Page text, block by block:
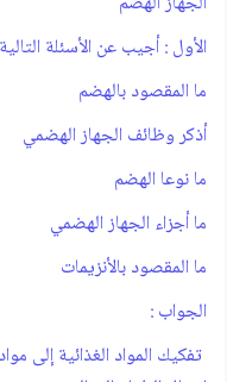
الأ‫ول ‪ :أجيب عن الأسئلة التالية ‪:
‫ما المقصود بالهضم
‫أذكر وظائف الجهاز الهضمي
‫ما نوعا الهضم
‫ما أجزاء الجهاز الهضمي
‫ما المقصود بالأنزيمات
الجواب :
تفكيك المواد الغذائية إلى